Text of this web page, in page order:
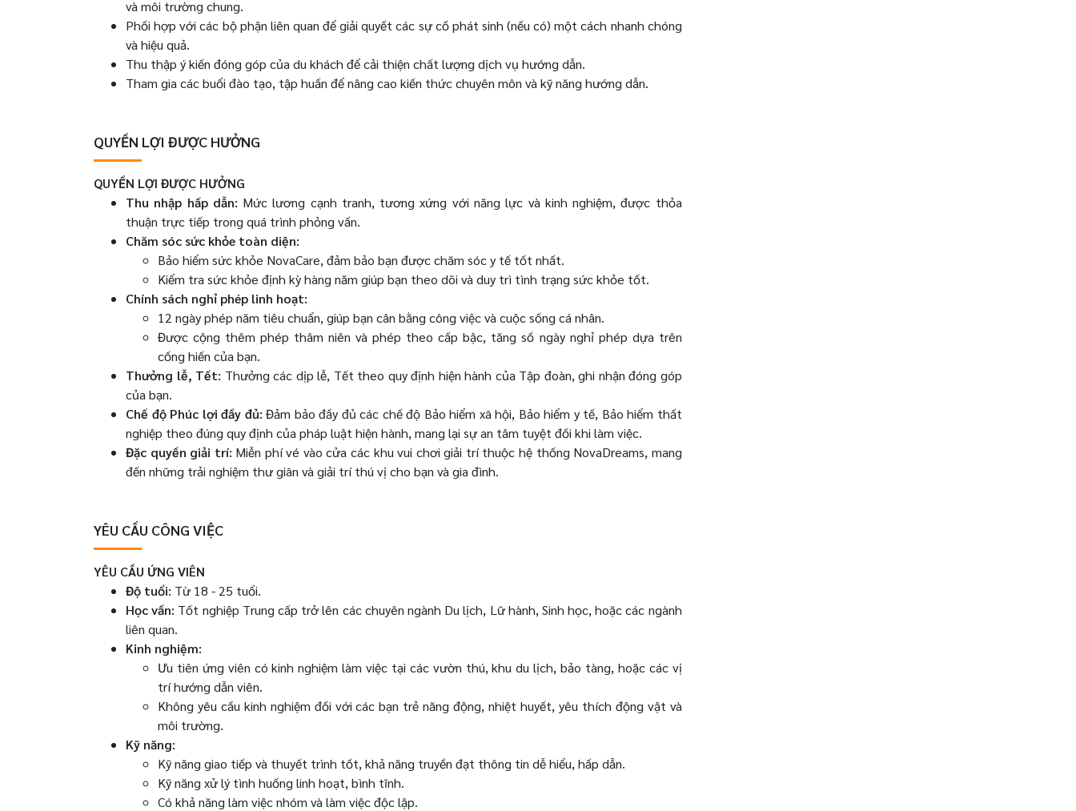
và môi trường chung.
Phối hợp với các bộ phận liên quan để giải quyết các sự cố phát sinh (nếu có) một cách nhanh chóng
và hiệu quả.
Thu thập ý kiến đóng góp của du khách để cải thiện chất lượng dịch vụ hướng dẫn.
Tham gia các buổi đào tạo, tập huấn để nâng cao kiến thức chuyên môn và kỹ năng hướng dẫn.
QUYỀN LỢI ĐƯỢC HƯỞNG
QUYỀN LỢI ĐƯỢC HƯỞNG
Thu nhập hấp dẫn: Mức lương cạnh tranh, tương xứng với năng lực và kinh nghiệm, được thỏa
thuận trực tiếp trong quá trình phỏng vấn.
Chăm sóc sức khỏe toàn diện:
Bảo hiểm sức khỏe NovaCare, đảm bảo bạn được chăm sóc y tế tốt nhất.
Kiểm tra sức khỏe định kỳ hàng năm giúp bạn theo dõi và duy trì tình trạng sức khỏe tốt.
Chính sách nghỉ phép linh hoạt:
12 ngày phép năm tiêu chuẩn, giúp bạn cân bằng công việc và cuộc sống cá nhân.
Được cộng thêm phép thâm niên và phép theo cấp bậc, tăng số ngày nghỉ phép dựa trên
cống hiến của bạn.
Thưởng lễ, Tết: Thưởng các dịp lễ, Tết theo quy định hiện hành của Tập đoàn, ghi nhận đóng góp
của bạn.
Chế độ Phúc lợi đầy đủ: Đảm bảo đầy đủ các chế độ Bảo hiểm xã hội, Bảo hiểm y tế, Bảo hiểm thất
nghiệp theo đúng quy định của pháp luật hiện hành, mang lại sự an tâm tuyệt đối khi làm việc.
Đặc quyền giải trí: Miễn phí vé vào cửa các khu vui chơi giải trí thuộc hệ thống NovaDreams, mang
đến những trải nghiệm thư giãn và giải trí thú vị cho bạn và gia đình.
YÊU CẦU CÔNG VIỆC
YÊU CẦU ỨNG VIÊN
Độ tuổi: Từ 18 - 25 tuổi.
Học vấn: Tốt nghiệp Trung cấp trở lên các chuyên ngành Du lịch, Lữ hành, Sinh học, hoặc các ngành
liên quan.
Kinh nghiệm:
Ưu tiên ứng viên có kinh nghiệm làm việc tại các vườn thú, khu du lịch, bảo tàng, hoặc các vị
trí hướng dẫn viên.
Không yêu cầu kinh nghiệm đối với các bạn trẻ năng động, nhiệt huyết, yêu thích động vật và
môi trường.
Kỹ năng:
Kỹ năng giao tiếp và thuyết trình tốt, khả năng truyền đạt thông tin dễ hiểu, hấp dẫn.
Kỹ năng xử lý tình huống linh hoạt, bình tĩnh.
Có khả năng làm việc nhóm và làm việc độc lập.